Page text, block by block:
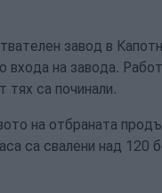
завод в
на завода.
са починали.
на отбраната
са свалени над 120